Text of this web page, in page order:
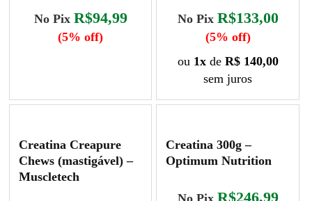
No Pix R$94,99
(5% off)
No Pix R$133,00
(5% off)
ou 1xde R$ 140,00
sem juros
Creatina Creapure
Chews (mastigável) –
Muscletech
No Pix R$246,99
Creatina 300g –
Optimum Nutrition